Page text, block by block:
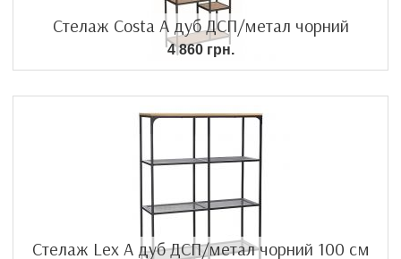
Стелаж Costa A дуб ДСП/метал чорний
4 860 грн.
Стелаж Lex A дуб ДСП/метал чорний 100 см